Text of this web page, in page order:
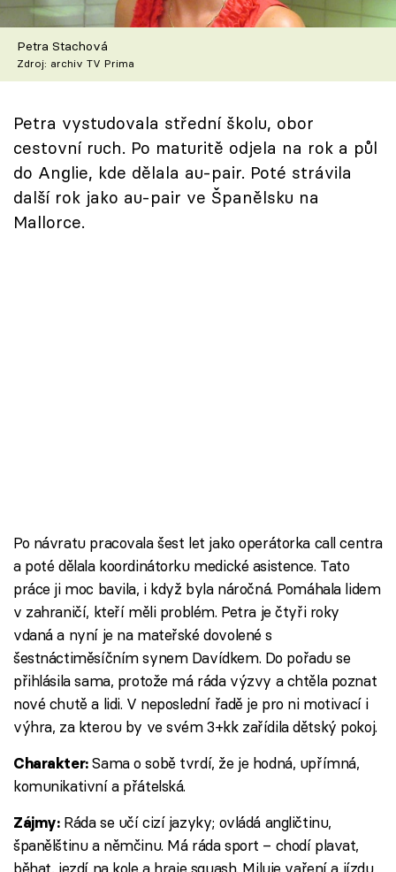
Škola vaření
Recepty z TV
Speciál: Cuketa
Těhotnej kuchař
Sledujte prima+
Petra Stachová
Zdroj: archiv TV Prima
Petra vystudovala střední školu, obor
cestovní ruch. Po maturitě odjela na rok a půl
do Anglie, kde dělala au-pair. Poté strávila
další rok jako au-pair ve Španělsku na
Mallorce.
Po návratu pracovala šest let jako operátorka call centra
a poté dělala koordinátorku medické asistence. Tato
práce ji moc bavila, i když byla náročná. Pomáhala lidem
v zahraničí, kteří měli problém. Petra je čtyři roky
vdaná a nyní je na mateřské dovolené s
šestnáctiměsíčním synem Davídkem. Do pořadu se
přihlásila sama, protože má ráda výzvy a chtěla poznat
nové chutě a lidi. V neposlední řadě je pro ni motivací i
výhra, za kterou by ve svém 3+kk zařídila dětský pokoj.
Charakter:Sama o sobě tvrdí, že je hodná, upřímná,
komunikativní a přátelská.
Zájmy: Ráda se učí cizí jazyky; ovládá angličtinu,
španělštinu a němčinu. Má ráda sport – chodí plavat,
běhat, jezdí na kole a hraje squash. Miluje vaření a jízdu